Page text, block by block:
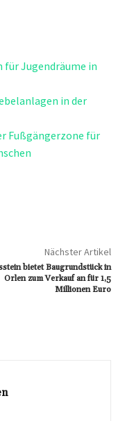
für Jugendräume in
in der
Fußgängerzone für
Nächster Artikel
bietet Baugrundstück in
Orlen zum Verkauf an für 1,5
Millionen Euro